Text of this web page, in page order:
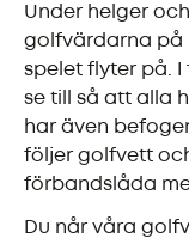
Under helger
golfvärdarna på
spelet flyter på.
se till så att alla
har även
följer golfvett
förbandslåda
Du når våra